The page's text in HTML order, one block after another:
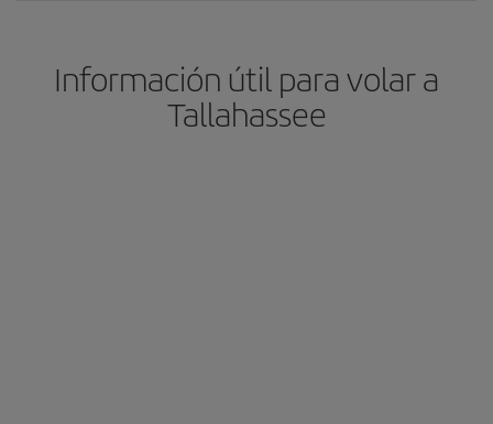
Información útil para volar a
Tallahassee